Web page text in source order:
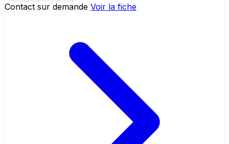
Contact sur demande Voir la fiche